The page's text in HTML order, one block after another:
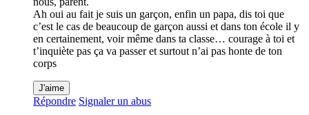
Ah oui au fait je suis un garçon, enfin un papa, dis toi que
c’est le cas de beaucoup de garçon aussi et dans ton école il y
en certainement, voir même dans ta classe… courage à toi et
t’inquiète pas ça va passer et surtout n’ai pas honte de ton
corps
J'aime
Répondre Signaler un abus